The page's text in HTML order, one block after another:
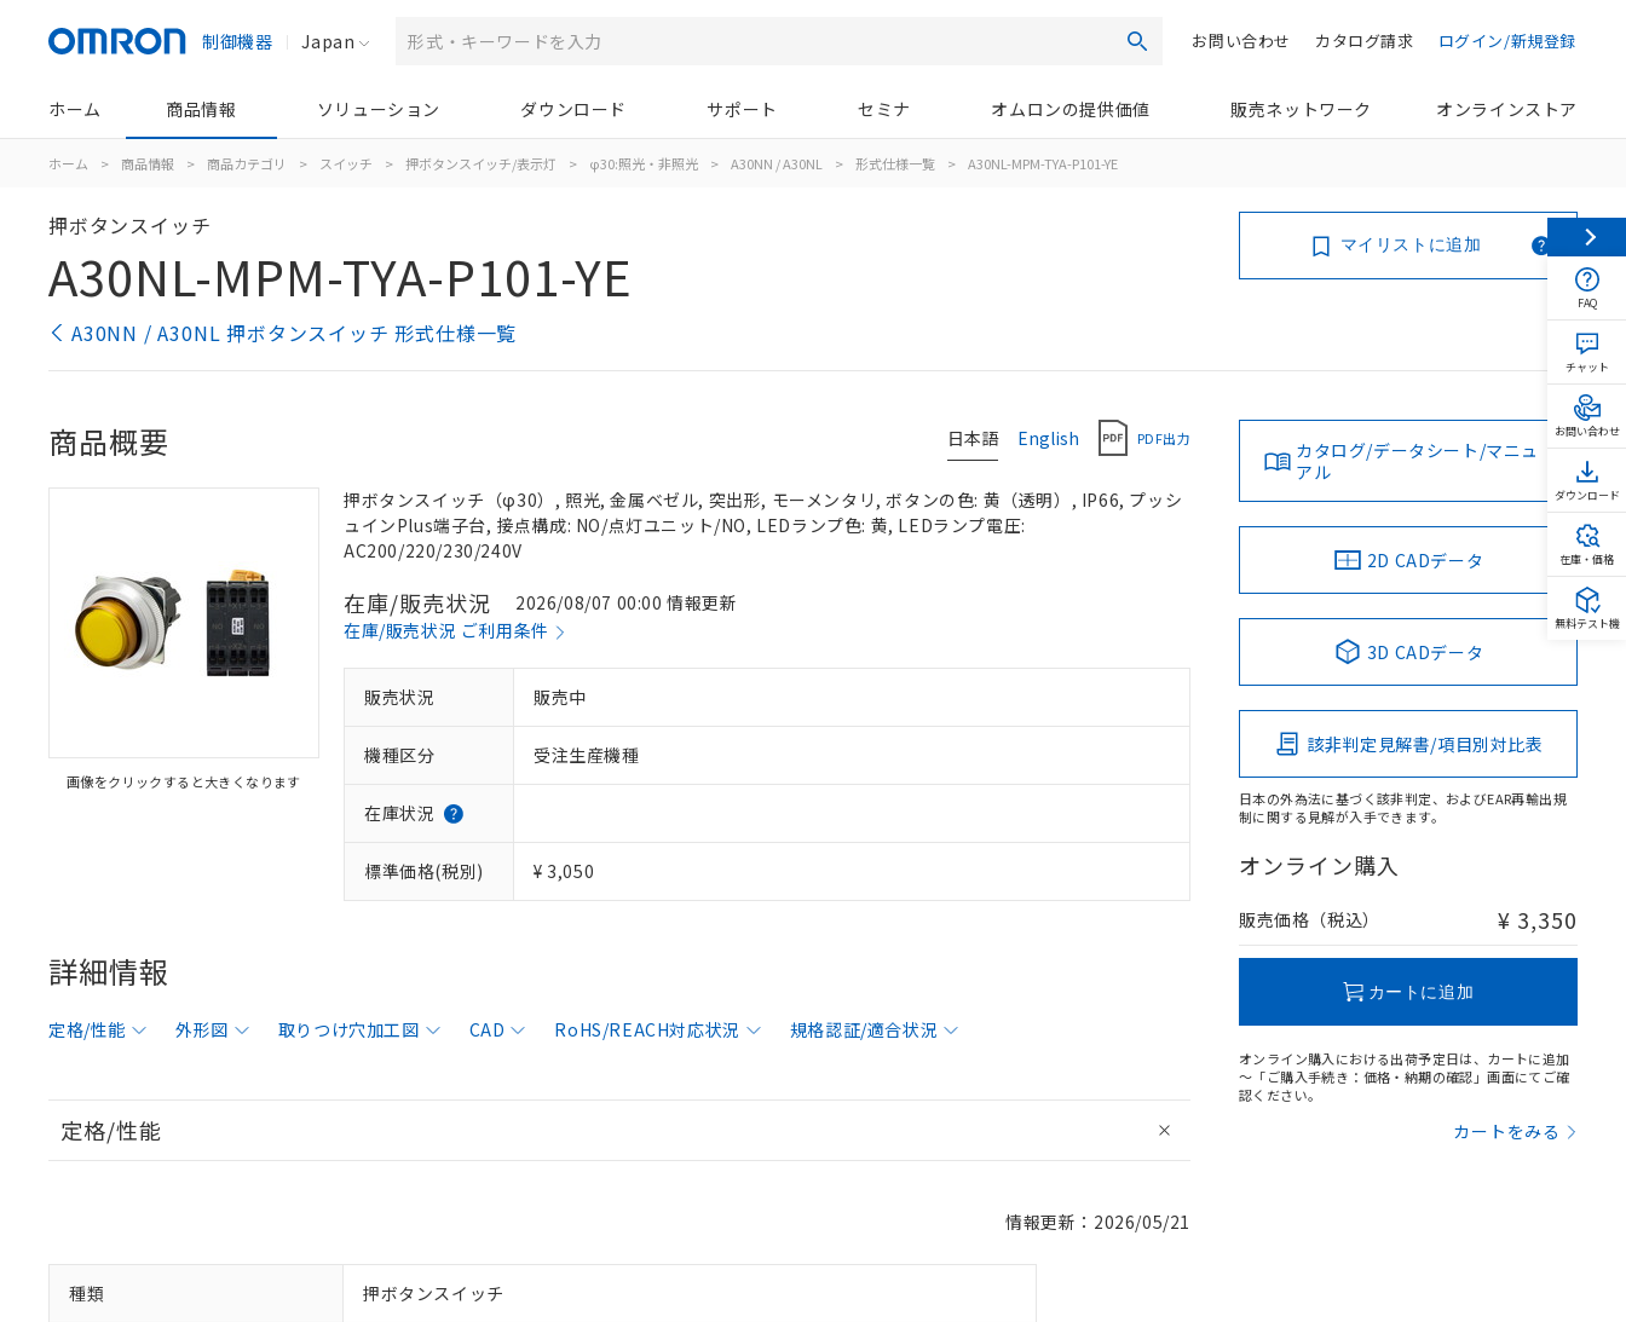
制御機器 Japan 検索 ログイン/新規登録
カタログ請求
お問い合わせ
ホーム 商品情報 ソリューション ダウンロード サポート セミナ オムロンの提供価値 販売ネットワーク オンラインストア
ホーム > 商品情報 > 商品カテゴリ > スイッチ > 押ボタンスイッチ/表示灯 > φ30:照光・非照光 > A30NN / A30NL > 形式仕様一覧 > A30NL-MPM-TYA-P101-YE
押ボタンスイッチ
A30NL-MPM-TYA-P101-YE
A30NN / A30NL 押ボタンスイッチ 形式仕様一覧
マイリストに追加
日本語 English PDF出力
商品概要
画像をクリックすると大きくなります
押ボタンスイッチ（φ30）, 照光, 金属ベゼル, 突出形, モーメンタリ, ボタンの色: 黄（透明）, IP66, プッシ
ュインPlus端子台, 接点構成: NO/点灯ユニット/NO, LEDランプ色: 黄, LEDランプ電圧:
AC200/220/230/240V
在庫/販売状況
2026/08/07 00:00 情報更新
在庫/販売状況 ご利用条件
販売状況 販売中
機種区分 受注生産機種
在庫状況
標準価格(税別) ¥ 3,050
詳細情報
定格/性能 外形図 取りつけ穴加工図 CAD RoHS/REACH対応状況 規格認証/適合状況
定格/性能
情報更新：2026/05/21
種類 押ボタンスイッチ
カタログ/データシート/マニュ
アル
2D CADデータ
3D CADデータ
該非判定見解書/項目別対比表
日本の外為法に基づく該非判定、およびEAR再輸出規
制に関する見解が入手できます。
オンライン購入
販売価格（税込） ¥ 3,350
カートに追加
オンライン購入における出荷予定日は、カートに追加
～「ご購入手続き：価格・納期の確認」画面にてご確
認ください。
カートをみる
FAQ
チャット
お問い合わせ
ダウンロード
在庫・価格
無料テスト機